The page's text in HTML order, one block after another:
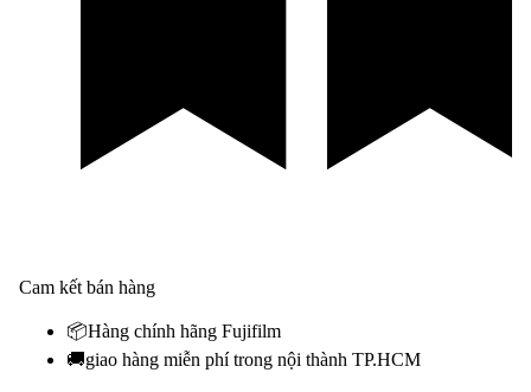
Cam kết bán hàng
📦Hàng chính hãng Fujifilm
🚚giao hàng miễn phí trong nội thành TP.HCM